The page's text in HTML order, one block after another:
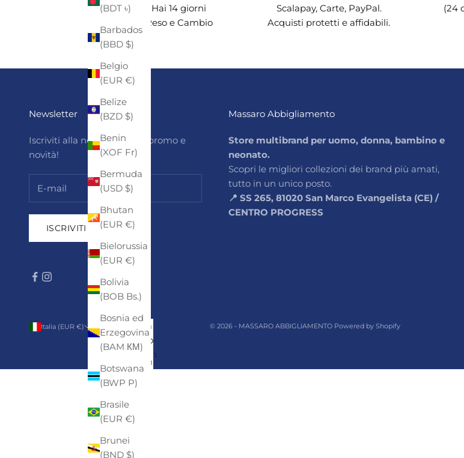
(BDT ৳)
Barbados
(BBD $)
Belgio
(EUR €)
Belize
(BZD $)
Benin
(XOF Fr)
Bermuda
(USD $)
Bhutan
(EUR €)
Bielorussia
(EUR €)
Bolivia
(BOB Bs.)
Bosnia ed
Erzegovina
(BAM КМ)
Botswana
(BWP P)
Brasile
(EUR €)
Brunei
(BND $)
Hai 14 giorni
Reso e Cambio
Scalapay, Carte, PayPal.
Acquisti protetti e affidabili.
(24
Newsletter
Iscriviti alla newsletter per promo e
novità!
ISCRIVITI
Massaro Abbigliamento
Store multibrand per uomo, donna, bambino e
neonato.
Scopri le migliori collezioni dei brand più amati,
tutto in un unico posto.
📍 SS 265, 81020 San Marco Evangelista (CE) /
CENTRO PROGRESS
Italia (EUR €)
Paese/Area
geografica
Afghanistan
(AFN ؋)
Albania
(ALL L)
Algeria
Italiano
Lingua
Italiano
English
© 2026 - MASSARO ABBIGLIAMENTO Powered by Shopify